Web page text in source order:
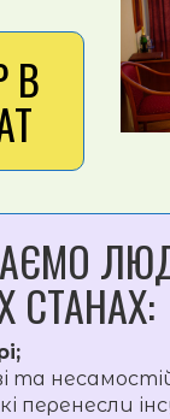
В
СТАНАХ:
та
перенесли